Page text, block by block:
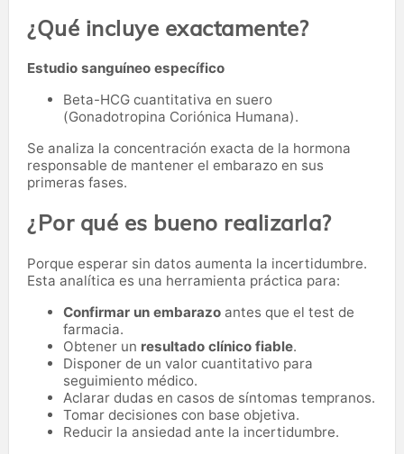
¿Qué incluye exactamente?
Estudio sanguíneo específico
Beta-HCG cuantitativa en suero
(Gonadotropina Coriónica Humana).
Se analiza la concentración exacta de la hormona
responsable de mantener el embarazo en sus
primeras fases.
¿Por qué es bueno realizarla?
Porque esperar sin datos aumenta la incertidumbre.
Esta analítica es una herramienta práctica para:
Confirmar un embarazo antes que el test de
farmacia.
Obtener un resultado clínico fiable.
Disponer de un valor cuantitativo para
seguimiento médico.
Aclarar dudas en casos de síntomas tempranos.
Tomar decisiones con base objetiva.
Reducir la ansiedad ante la incertidumbre.